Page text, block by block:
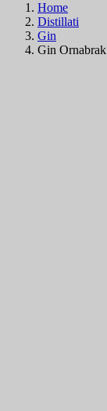
Home
Distillati
Gin
Gin